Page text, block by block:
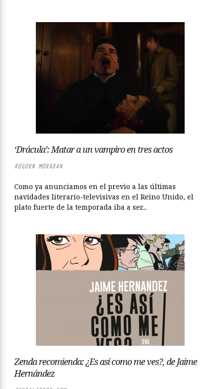
‘Drácula’: Matar a un vampiro en tres actos
ROGORN MORADAN
Como ya anunciamos en el previo a las últimas
navidades literario-televisivas en el Reino Unido, el
plato fuerte de la temporada iba a ser...
Zenda recomienda: ¿Es así como me ves?, de Jaime
Hernández